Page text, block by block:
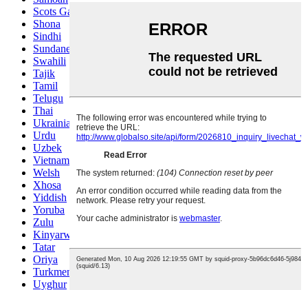
Scots Gaelic
Shona
Sindhi
Sundanese
Swahili
Tajik
Tamil
Telugu
Thai
Ukrainian
Urdu
Uzbek
Vietnamese
Welsh
Xhosa
Yiddish
Yoruba
Zulu
Kinyarwanda
Tatar
Oriya
Turkmen
Uyghur